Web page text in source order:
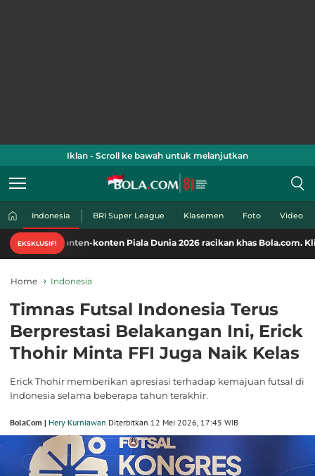
Iklan - Scroll ke bawah untuk melanjutkan
Indonesia BRI Super League Klasemen Foto Video
EKSKLUSIF!
konten Piala Dunia 2026 racikan khas Bola.com. Klik di sini!
Home Indonesia
Timnas Futsal Indonesia Terus
Berprestasi Belakangan Ini, Erick
Thohir Minta FFI Juga Naik Kelas
Erick Thohir memberikan apresiasi terhadap kemajuan futsal di
Indonesia selama beberapa tahun terakhir.
BolaCom | Hery Kurniawan Diterbitkan 12 Mei 2026, 17:45 WIB